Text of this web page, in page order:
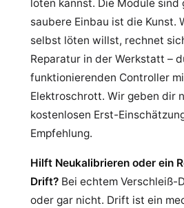
löten kannst. Die Module
saubere Einbau ist die Kunst.
selbst löten willst, rechnet
Reparatur in der Werkstatt –
funktionierenden Controller
Elektroschrott. Wir geben dir
kostenlosen Erst-
Empfehlung.
Hilft Neukalibrieren oder ein
Drift? Bei echtem Verschleiß-
oder gar nicht. Drift ist ein